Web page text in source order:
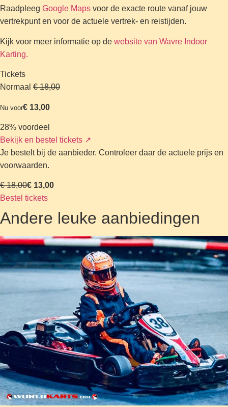
Raadpleeg Google Maps voor de exacte route vanaf jouw
vertrekpunt en voor de actuele vertrek- en reistijden.
Kijk voor meer informatie op de website van Wavre Indoor
Karting.
Tickets
Normaal € 18,00
Nu voor€ 13,00
28% voordeel
Bekijk en bestel tickets ↗
Je bestelt bij de aanbieder. Controleer daar de actuele prijs en
voorwaarden.
€ 18,00€ 13,00
Bestel tickets
Andere leuke aanbiedingen